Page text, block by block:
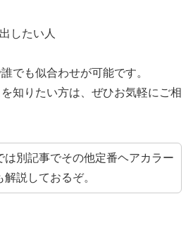
したい人
でも似合わせが可能です。
知りたい方は、ぜひお気軽にご相
は別記事でその他定番ヘアカラー
説しておるぞ。